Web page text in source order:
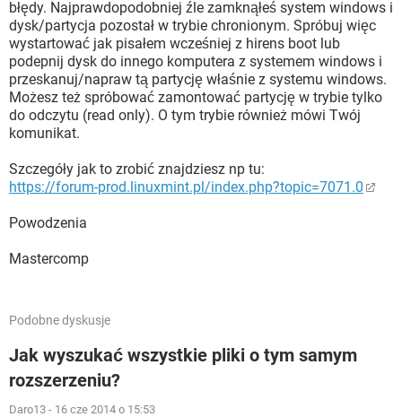
błędy. Najprawdopodobniej źle zamknąłeś system windows i
dysk/partycja pozostał w trybie chronionym. Spróbuj więc
wystartować jak pisałem wcześniej z hirens boot lub
podepnij dysk do innego komputera z systemem windows i
przeskanuj/napraw tą partycję właśnie z systemu windows.
Możesz też spróbować zamontować partycję w trybie tylko
do odczytu (read only). O tym trybie również mówi Twój
komunikat.
Szczegóły jak to zrobić znajdziesz np tu:
https://forum-prod.linuxmint.pl/index.php?topic=7071.0
Powodzenia
Mastercomp
Podobne dyskusje
Jak wyszukać wszystkie pliki o tym samym
rozszerzeniu?
Daro13 - 16 cze 2014 o 15:53